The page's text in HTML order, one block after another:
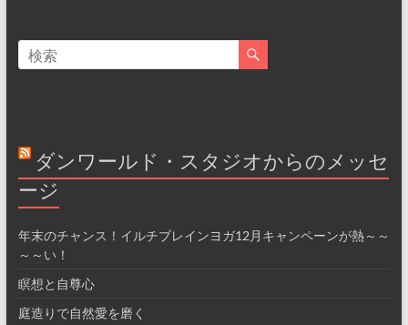
ダンワールド・スタジオからのメッセ
ージ
年末のチャンス！イルチブレインヨガ12月キャンペーンが熱～～
～～い！
瞑想と自尊心
庭造りで自然愛を磨く